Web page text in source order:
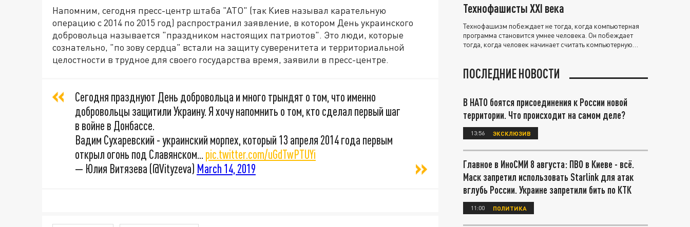
Напомним, сегодня пресс-центр штаба "АТО" (так Киев называл карательную
операцию с 2014 по 2015 год) распространил заявление, в котором День украинского
добровольца называется "праздником настоящих патриотов". Это люди, которые
сознательно, "по зову сердца" встали на защиту суверенитета и территориальной
целостности в трудное для своего государства время, заявили в пресс-центре.
Сегодня празднуют День добровольца и много трындят о том, что именно
добровольцы защитили Украину. Я хочу напомнить о том, кто сделал первый шаг
в войне в Донбассе.
Вадим Сухаревский - украинский морпех, который 13 апреля 2014 года первым
открыл огонь под Славянском... pic.twitter.com/uGdTwPTUYi
— Юлия Витязева (@Vityzeva) March 14, 2019
Технофашисты XXI века
Технофашизм побеждает не тогда, когда компьютерная
программа становится умнее человека. Он побеждает
тогда, когда человек начинает считать компьютерную
ПОСЛЕДНИЕ НОВОСТИ
В НАТО боятся присоединения к России новой
территории. Что происходит на самом деле?
13:56 ЭКСКЛЮЗИВ
Главное в ИноСМИ 8 августа: ПВО в Киеве - всё.
Маск запретил использовать Starlink для атак
вглубь России. Украине запретили бить по КТК
11:00 ПОЛИТИКА